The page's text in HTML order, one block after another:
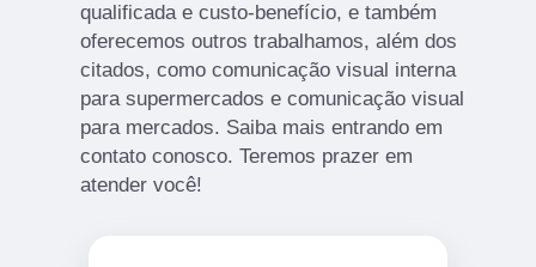
qualificada e custo-benefício, e também
oferecemos outros trabalhamos, além dos
citados, como comunicação visual interna
para supermercados e comunicação visual
para mercados. Saiba mais entrando em
contato conosco. Teremos prazer em
atender você!